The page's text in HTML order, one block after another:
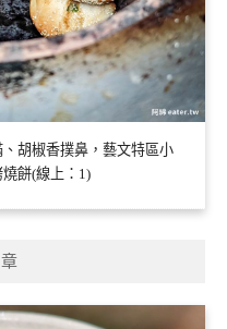
胡椒香撲鼻，藝文特區小
餅(線上：1)